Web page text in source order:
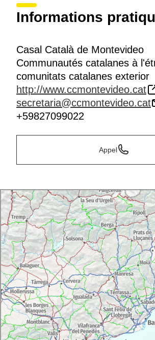
Informations
Casal Català de Montevideo
Communautés catalanes à
comunitats catalanes exterior
http://www.ccmontevideo.cat
secretaria@ccmontevideo.cat
+59827099022
Appel